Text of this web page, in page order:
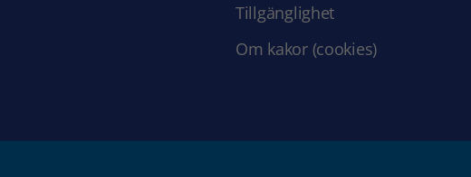
Tillgänglighet
Om kakor (cookies)